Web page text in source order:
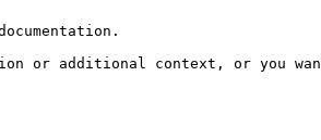
or additional context, or you